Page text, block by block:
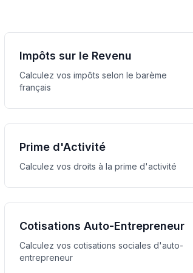
Impôts sur le Revenu
Calculez vos impôts selon le barème
français
Prime d'Activité
Calculez vos droits à la prime d'activité
Cotisations Auto-Entrepreneur
Calculez vos cotisations sociales d'auto-
entrepreneur